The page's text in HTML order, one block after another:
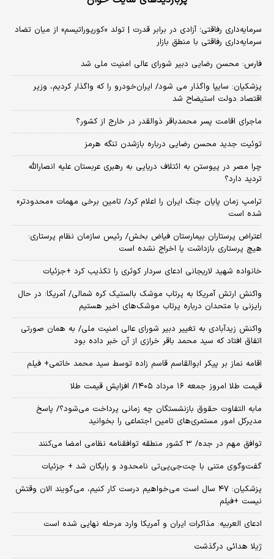
سرمایه‌داری رفاقتی؛ آزادی در برابر قدرت | تولد «کورپوراتیسم» از میان تضاد
سرمایه‌داری رفاقتی با منطق بازار
فارس: محسن رضایی دبیر شورای عالی امنیت ملی شد
پزشکیان: سایپا واگذار می شود/ ایران‌خودرو را که واگذار کردیم، وزیر
اقتصاد دولت استیضاح شد
ماجرای اقامت پسر محمدباقر ذوالقدر در خارج از کشور؟
توئیت جدید محسن رضایی درباره بازشدن تنگه هرمز
چرا مصر در پیوستن به ائتلاف دریایی به رهبری عربستان علیه انصارالله
تردید دارد؟
ترامپ زمان پایان جنگ ایران را اعلام کرد/ تامین برخی مهمات «محدودتر»
شده است
اعتراض پرستاران بیمارستان فیاض بخش/ رئیس سازمان نظام پرستاری:
هیچ پرستاری بازداشت یا اخراج نشده است
خانواده شهید لاریجانی ادعای سردار کوثری را تکذیب کرد +جزئیات
واکنش ارتش آمریکا به پرتاب موشک بالستیک کره شمالی/ آمریکا: در حال
رایزنی با متحدان درباره پرتاب موشک‌های اخیر هستیم
واکنش زیدآبادی به تغییر دبیر شورای عالی امنیت ملی/ به همان صورتی
اتفاق افتاد که سید محمد باقر خرازی از آن خبر داده بود
اقامه نماز بر پیکر ابوالقاسم قاسم زاده توسط سید محمد خاتمی+ فیلم
قیمت طلا امروز جمعه ۱۶ مرداد ۱۴۰۵/ افزایش قیمت طلا
مابه التفاوت حقوق بازنشستگان چه زمانی پرداخت می‌شود؟/ پاسخ
مدیرکل امور مستمری‌های تامین اجتماعی را بخوانید
توافق مهم در جده/ ۳ کشور منطقه توافقنامه نظامی امضا می‌کنند
گفت‌وگوی متنی با چت‌جی‌پی‌تی نامحدود و رایگان شد + جزئیات
پزشکیان: ۴۷ سال است می‌خواهیم درست کار کنیم، می‌گویند الان وقتش
نیست +فیلم
ادعای العربیه: مذاکرات ایران و آمریکا وارد مرحله نهایی شده است
ژیلا هدائی درگذشت